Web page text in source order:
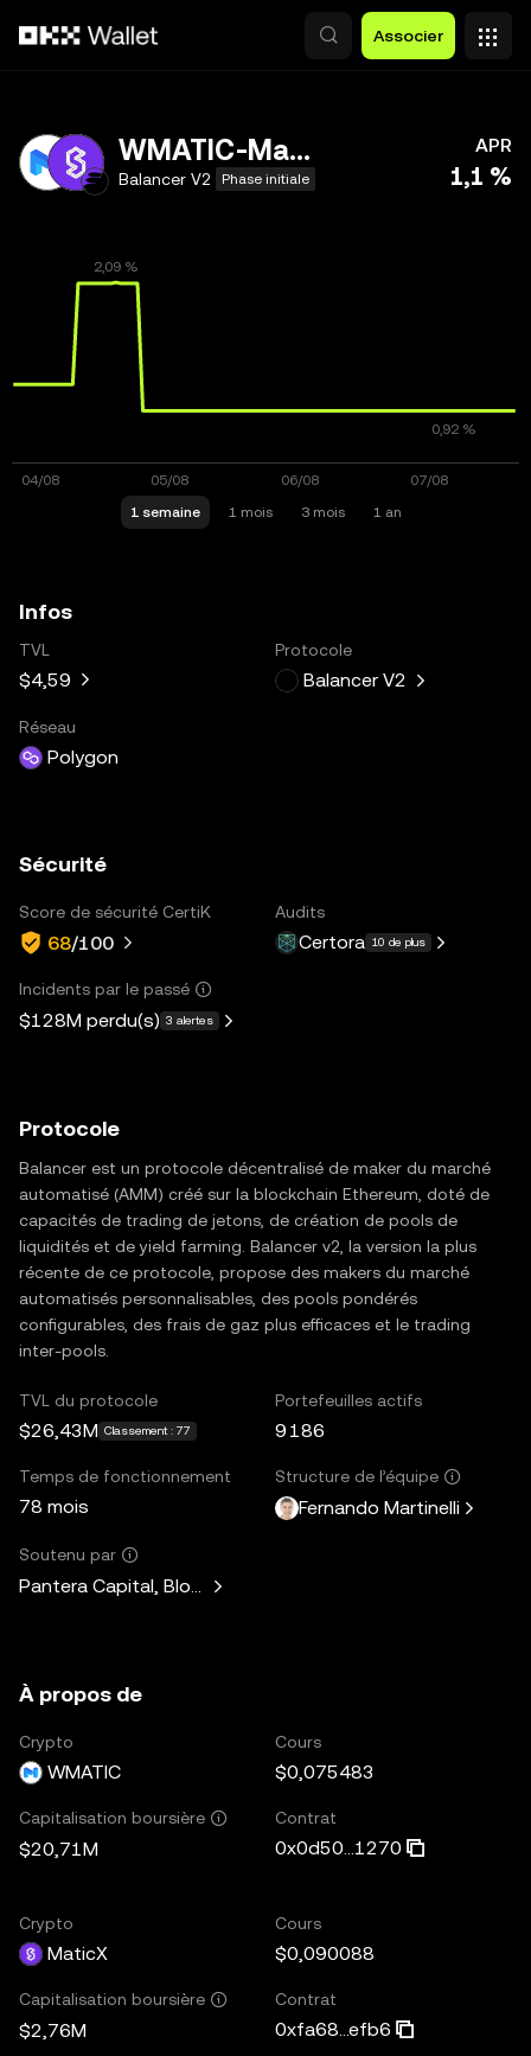
Associer
WMATIC-MaticX
Balancer V2 Phase initiale
APR
1,1 %
1 semaine 1 mois 3 mois 1 an
Infos
TVL
$4,59
Protocole
Balancer V2
Réseau
Polygon
Sécurité
Score de sécurité CertiK
68/100
Audits
Certora 10 de plus
Incidents par le passé
$128M perdu(s) 3 alertes
Protocole
Balancer est un protocole décentralisé de maker du marché
automatisé (AMM) créé sur la blockchain Ethereum, doté de
capacités de trading de jetons, de création de pools de
liquidités et de yield farming. Balancer v2, la version la plus
récente de ce protocole, propose des makers du marché
automatisés personnalisables, des pools pondérés
configurables, des frais de gaz plus efficaces et le trading
inter-pools.
TVL du protocole
$26,43M Classement : 77
Portefeuilles actifs
9 186
Temps de fonctionnement
78 mois
Structure de l’équipe
Fernando Martinelli
Soutenu par
Pantera Capital, Blockchain Capital, LongHash Ventures,
À propos de
Crypto
WMATIC
Cours
$0,075483
Capitalisation boursière
$20,71M
Contrat
0x0d50...1270
Crypto
MaticX
Cours
$0,090088
Capitalisation boursière
$2,76M
Contrat
0xfa68...efb6